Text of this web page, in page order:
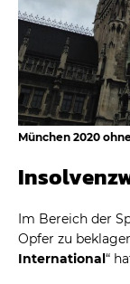
München 2020
Im Bereich der
Opfer zu
International“